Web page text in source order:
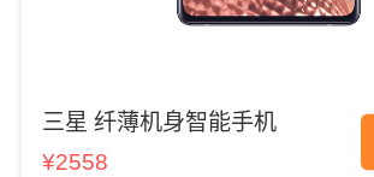
三星 纤薄机身智能手机
¥2558